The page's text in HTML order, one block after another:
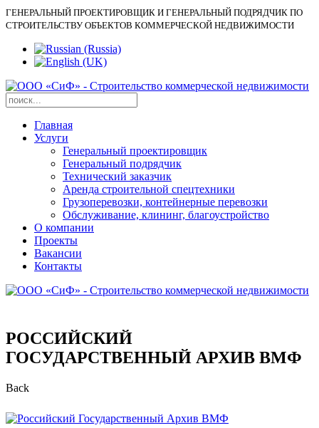
ГЕНЕРАЛЬНЫЙ ПРОЕКТИРОВЩИК И ГЕНЕРАЛЬНЫЙ ПОДРЯДЧИК ПО
СТРОИТЕЛЬСТВУ ОБЪЕКТОВ КОММЕРЧЕСКОЙ НЕДВИЖИМОСТИ
Главная
Услуги
Генеральный проектировщик
Генеральный подрядчик
Технический заказчик
Аренда строительной спецтехники
Грузоперевозки, контейнерные перевозки
Обслуживание, клининг, благоустройство
О компании
Проекты
Вакансии
Контакты
РОССИЙСКИЙ
ГОСУДАРСТВЕННЫЙ АРХИВ ВМФ
Back